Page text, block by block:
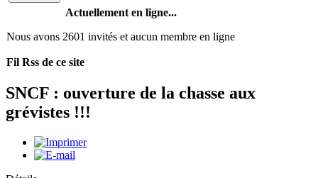
Actuellement en ligne...
Nous avons 2601 invités et aucun membre en ligne
Fil Rss de ce site
SNCF : ouverture de la chasse aux
grévistes !!!